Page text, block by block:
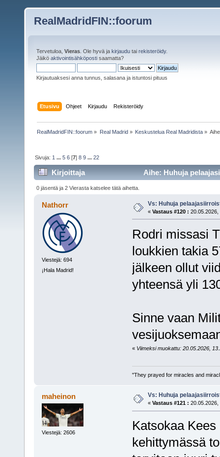
RealMadridFIN::foorum
Tervetuloa, Vieras . Ole hyvä ja kirjaudu tai rekisteröidy.
Jäikö aktivointisähköposti saamatta?
Kirjautuaksesi anna tunnus, salasana ja istuntosi pituus
Etusivu Ohjeet Kirjaudu Rekisteröidy
RealMadridFIN::foorum » Real Madrid» Keskustelua Real Madridista»
Sivuja: 1 ...5 6 [7]8 9 ...22
Kirjoittaja Aihe: Huhuja
0 jäsentä ja 2 Vierasta katselee tätä aihetta.
Nathorr
Viestejä: 694
¡Hala Madrid!
Vs: Huhuja
« Vastaus #120 : 20.05.2026,
Rodri missasi
loukkien takia
jälkeen ollut
yhteensä yli
Sinne vaan
« Viimeksi muokattu: 20.05.2026,
"They prayed for miracles and
maheinon
Viestejä: 2606
Vs: Huhuja
« Vastaus #121 : 20.05.2026,
Katsokaa
kehittymässä